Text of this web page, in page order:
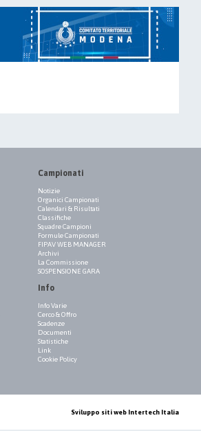
Campionati
Notizie
Organici Campionati
Calendari & Risultati
Classifiche
Squadre Campioni
Formule Campionati
FIPAV WEB MANAGER
Archivi
La Commissione
SOSPENSIONE GARA
Info
Info Varie
Cerco & Offro
Scadenze
Documenti
Statistiche
Link
Cookie Policy
Sviluppo siti web Intertech Italia